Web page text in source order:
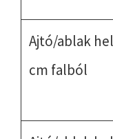
Ajtó/ablak
cm falból